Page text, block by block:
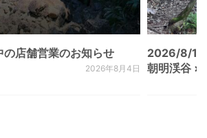
店舗営業のお知らせ
2026年8月4日
2026/8/
朝明渓谷 ×